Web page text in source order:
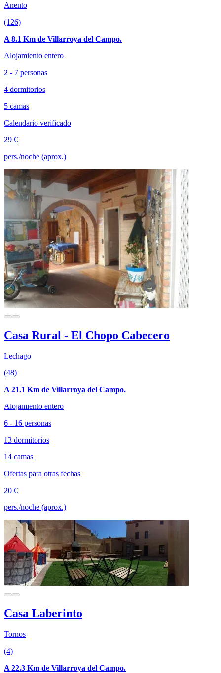
Anento
(126)
A 8.1 Km de Villarroya del Campo.
Alojamiento entero
2 - 7 personas
4 dormitorios
5 camas
Calendario verificado
29 €
pers./noche (aprox.)
Casa Rural - El Chopo Cabecero
Lechago
(48)
A 21.1 Km de Villarroya del Campo.
Alojamiento entero
6 - 16 personas
13 dormitorios
14 camas
Ofertas para otras fechas
20 €
pers./noche (aprox.)
Casa Laberinto
Tornos
(4)
A 22.3 Km de Villarroya del Campo.